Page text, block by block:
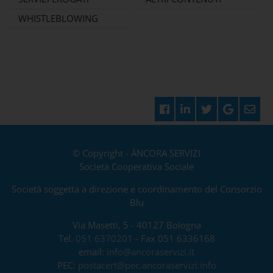
WHISTLEBLOWING
© Copyright - ÀNCORA SERVIZI
Società Cooperativa Sociale
Società soggetta a direzione e coordinamento del Consorzio
Blu
Via Masetti, 5 - 40127 Bologna
Tel. 051 6370201 - Fax 051 6336168
email: info@ancoraservizi.it
PEC: postacert@pec.ancoraservizi.info